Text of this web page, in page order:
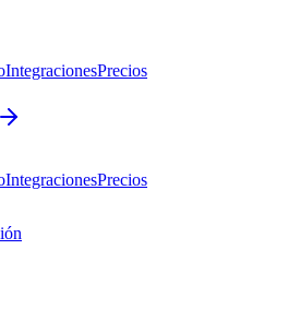
IntegracionesPrecios
IntegracionesPrecios